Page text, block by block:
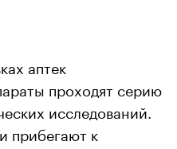
аптек
проходят серию
исследований.
прибегают к